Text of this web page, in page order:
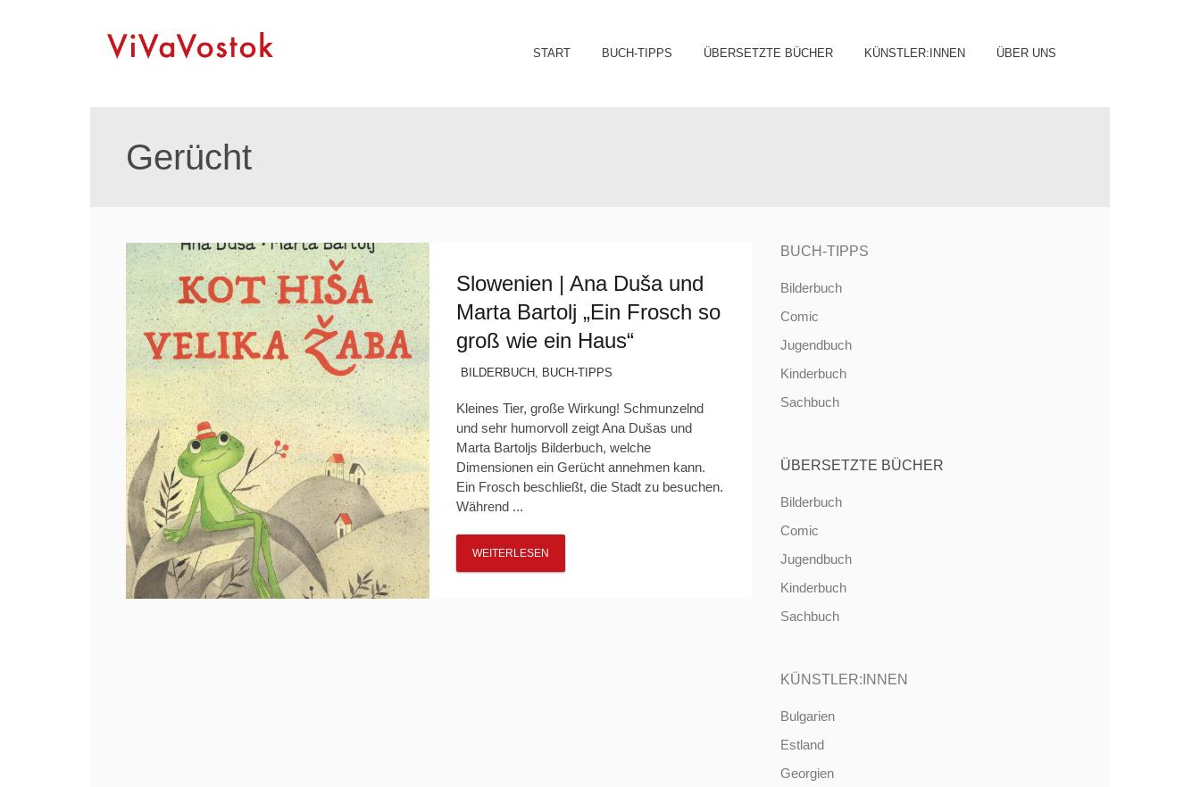
Skip
START BUCH-TIPPS ÜBERSETZTE BÜCHER KÜNSTLER:INNEN ÜBER UNS
Gerücht
Slowenien | Ana Duša und
Marta Bartolj „Ein Frosch so
groß wie ein Haus“
BILDERBUCH , BUCH-TIPPS
Kleines Tier, große Wirkung! Schmunzelnd
und sehr humorvoll zeigt Ana Dušas und
Marta Bartoljs Bilderbuch, welche
Dimensionen ein Gerücht annehmen kann.
Ein Frosch beschließt, die Stadt zu besuchen.
Während ...
WEITERLESEN
BUCH-TIPPS
Bilderbuch
Comic
Jugendbuch
Kinderbuch
Sachbuch
ÜBERSETZTE BÜCHER
Bilderbuch
Comic
Jugendbuch
Kinderbuch
Sachbuch
KÜNSTLER:INNEN
Bulgarien
Estland
Georgien